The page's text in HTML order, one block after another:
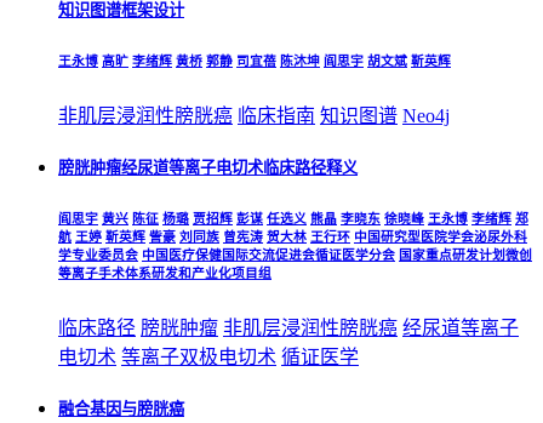
知识图谱框架设计
王永博 高旷 李绪辉 黄桥 郭静 司宜蓓 陈沐坤 阎思宇 胡文斌 靳英辉
非肌层浸润性膀胱癌 临床指南 知识图谱 Neo4j
膀胱肿瘤经尿道等离子电切术临床路径释义
阎思宇 黄兴 陈征 杨璐 贾招辉 彭谋 任选义 熊晶 李晓东 徐晓峰 王永博 李绪辉 郑
航 王婷 靳英辉 訾豪 刘同族 曾宪涛 贺大林 王行环 中国研究型医院学会泌尿外科
学专业委员会 中国医疗保健国际交流促进会循证医学分会 国家重点研发计划微创
等离子手术体系研发和产业化项目组
临床路径 膀胱肿瘤 非肌层浸润性膀胱癌 经尿道等离子
电切术 等离子双极电切术 循证医学
融合基因与膀胱癌